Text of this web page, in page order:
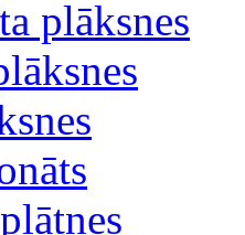
plāksnes